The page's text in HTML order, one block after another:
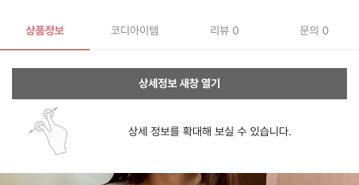
상품정보 코디아이템 리뷰 0 문의 0
상세정보 새창 열기
상세 정보를 확대해 보실 수 있습니다.